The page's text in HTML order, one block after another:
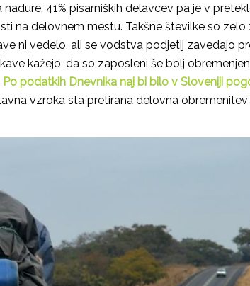
41% pisarniških delavcev pa je v
na delovnem mestu. Takšne številke so zelo
ni vedelo, ali se vodstva podjetij zavedajo
kažejo, da so zaposleni še bolj
Po podatkih Dnevnika naj bi bilo v Sloveniji
vzroka sta pretirana delovna obremenitev